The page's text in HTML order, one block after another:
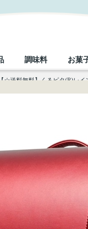
調味料 お菓
【☆送料無料】くるピタ(R)レイ